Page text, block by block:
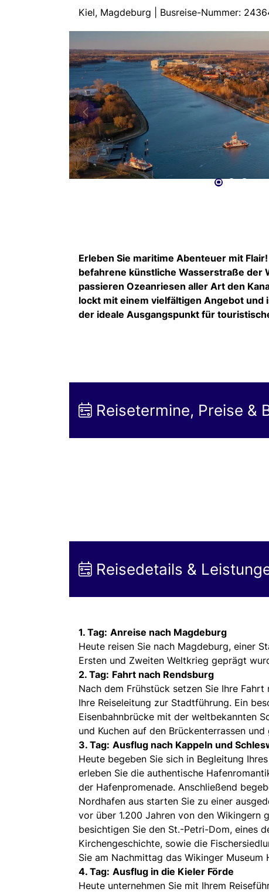
Kiel, Magdeburg | Busreise-Nummer:
Erleben Sie maritime Abenteuer mit
befahrene künstliche Wasserstraße der
passieren Ozeanriesen aller Art den
lockt mit einem vielfältigen Angebot
der ideale Ausgangspunkt für
Reisetermine, Preise &
Reisedetails &
1. Tag: Anreise nach Magdeburg
Heute reisen Sie nach Magdeburg, einer
Ersten und Zweiten Weltkrieg geprägt
2. Tag: Fahrt nach Rendsburg
Nach dem Frühstück setzen Sie Ihre
Ihre Reiseleitung zur Stadtführung. Ein
Eisenbahnbrücke mit der weltbekannten
und Kuchen auf den Brückenterrassen
3. Tag: Ausflug nach Kappeln und
Heute begeben Sie sich in Begleitung
erleben Sie die authentische
der Hafenpromenade. Anschließend
Nordhafen aus starten Sie zu einer
vor über 1.200 Jahren von den Wikingern
besichtigen Sie den St.-Petri-Dom, eines
Kirchengeschichte, sowie die
Sie am Nachmittag das Wikinger Museum
4. Tag: Ausflug in die Kieler Förde
Heute unternehmen Sie mit Ihrem